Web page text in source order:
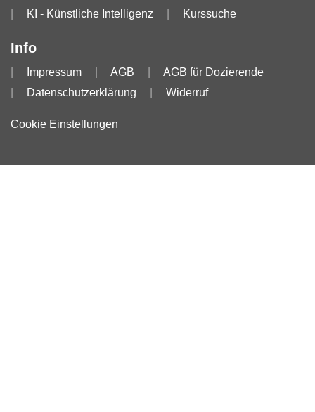
KI - Künstliche Intelligenz
Kurssuche
Info
Impressum AGB
AGB für Dozierende
Datenschutzerklärung
Widerruf
Cookie Einstellungen